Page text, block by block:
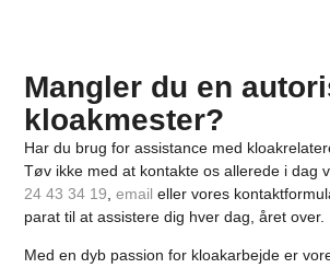
Mangler du en
kloakmester?
Har du brug for assistance med
Tøv ikke med at kontakte os allerede i dag
24 43 34 19 ,email eller vores
parat til at assistere dig hver dag, året over.
Med en dyb passion for kloakarbejde er